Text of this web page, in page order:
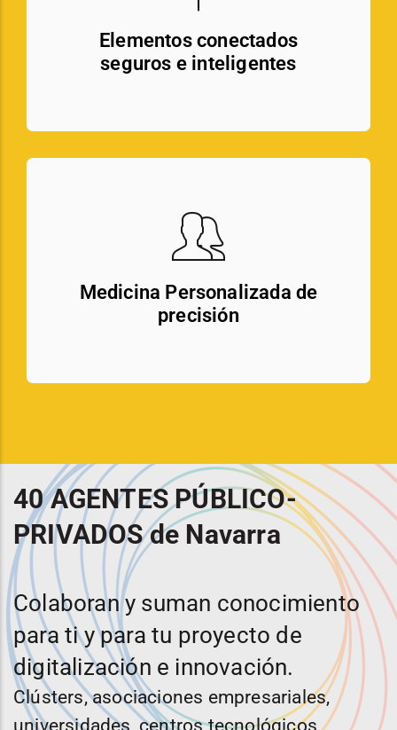
Elementos conectados
seguros e inteligentes
Medicina Personalizada de
precisión
40 AGENTES PÚBLICO-
PRIVADOS de Navarra
Colaboran y suman conocimiento
para ti y para tu proyecto de
digitalización e innovación.
Clústers, asociaciones empresariales,
universidades, centros tecnológicos,